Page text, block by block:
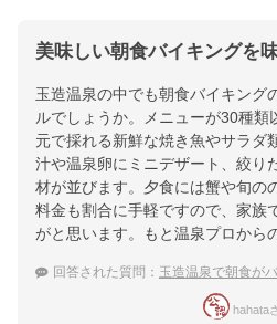
美味しい朝食バイキングを
玉造温泉の中でも朝食バイキング
ルでしょうか。メニューが30種類
元で採れる新鮮な焼き魚やサラダ
汁や温泉卵にミニデザート、絞り
材が並びます。夕食には蟹や旬の
料金も割合に手軽ですので、家族
がと思います。もと温泉プロから
回答された質問： 玉造温泉で朝食が
hahata